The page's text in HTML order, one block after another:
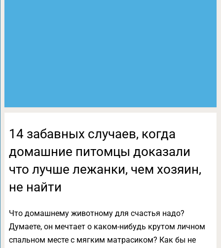
14 забавных случаев, когда
домашние питомцы доказали
что лучше лежанки, чем хозяин,
не найти
Что домашнему животному для счастья надо?
Думаете, он мечтает о каком-нибудь крутом личном
спальном месте с мягким матрасиком? Как бы не